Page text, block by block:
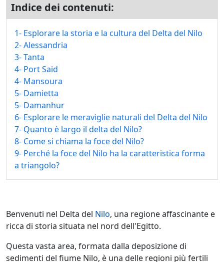
Indice dei contenuti:
1- Esplorare la storia e la cultura del Delta del Nilo
2- Alessandria
3- Tanta
4- Port Said
4- Mansoura
5- Damietta
5- Damanhur
6- Esplorare le meraviglie naturali del Delta del Nilo
7- Quanto è largo il delta del Nilo?
8- Come si chiama la foce del Nilo?
9- Perché la foce del Nilo ha la caratteristica forma
a triangolo?
Benvenuti nel Delta del Nilo, una regione affascinante e
ricca di storia situata nel nord dell'Egitto.
Questa vasta area, formata dalla deposizione di
sedimenti del fiume Nilo, è una delle regioni più fertili